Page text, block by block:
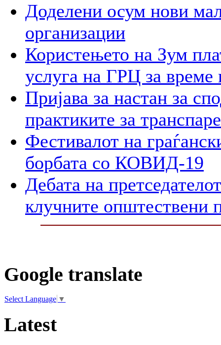
Доделени осум нови
организации
Користењето на Зум
услуга на ГРЦ за време
Пријава за настан за
практиките за
Фестивалот на
борбата со КОВИД-19
Дебата на
клучните општествени
Google translate
Select Language ▼
Latest